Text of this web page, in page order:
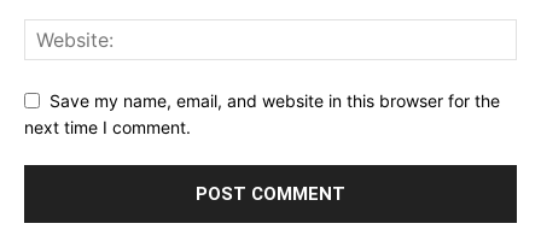
Save my name, email, and website in this browser for the
next time I comment.